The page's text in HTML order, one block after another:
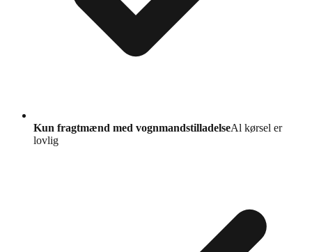
Kun fragtmænd med vognmandstilladelseAl kørsel er
lovlig